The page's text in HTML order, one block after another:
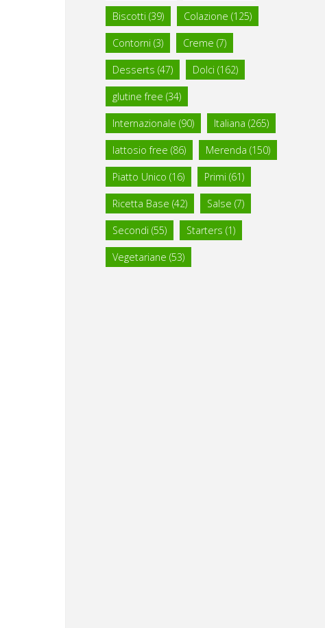
Biscotti (39) Colazione (125)
Contorni (3) Creme (7)
Desserts (47) Dolci (162)
glutine free (34)
Internazionale (90) Italiana (265)
lattosio free (86) Merenda (150)
Piatto Unico (16) Primi (61)
Ricetta Base (42) Salse (7)
Secondi (55) Starters (1)
Vegetariane (53)